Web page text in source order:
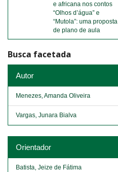
e africana nos contos
“Olhos d’água” e
“Mutola”: uma proposta
de plano de aula
Busca facetada
Autor
Menezes, Amanda Oliveira
Vargas, Junara Bialva
Orientador
Batista, Jeize de Fátima